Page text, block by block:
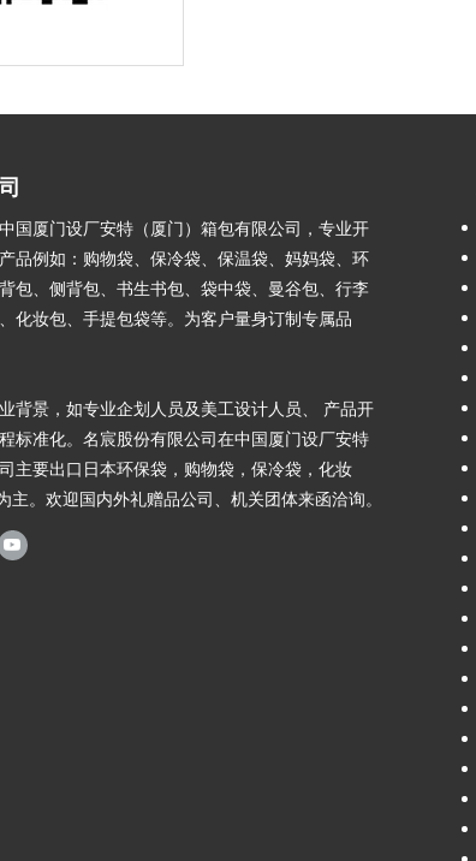
国厦门设厂安特（厦门）箱包有限公司，专业开
品例如：购物袋、保冷袋、保温袋、妈妈袋、环
包、侧背包、书生书包、袋中袋、曼谷包、行李
化妆包、手提包袋等。为客户量身订制专属品
背景，如专业企划人员及美工设计人员、 产品开
标准化。名宸股份有限公司在中国厦门设厂安特
主要出口日本环保袋，购物袋，保冷袋，化妆
主。欢迎国内外礼赠品公司、机关团体来函洽询。